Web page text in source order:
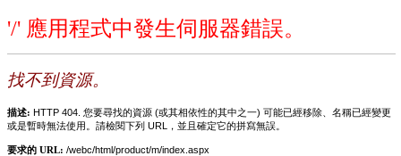
'/' 應用程式中發生伺服器錯誤。
找不到資源。
描述: HTTP 404. 您要尋找的資源 (或其相依性的其中之一) 可能已經移除、名稱已經變更
或是暫時無法使用。請檢閱下列 URL，並且確定它的拼寫無誤。
要求的 URL: /webc/html/product/m/index.aspx